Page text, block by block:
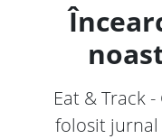
Eat & Track
folosit